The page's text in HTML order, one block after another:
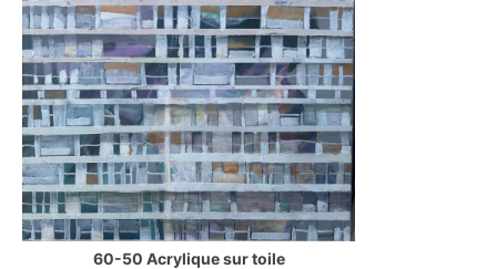
60-50 Acrylique sur toile